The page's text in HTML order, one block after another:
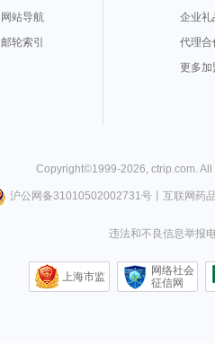
网站导航
邮轮索引
企业礼
代理合
更多加
Copyright©1999-2026, ctrip.com.
沪公网备31010502002731号丨 互联网药
违法和不良信息举报
上海市监
网络社会
征信网